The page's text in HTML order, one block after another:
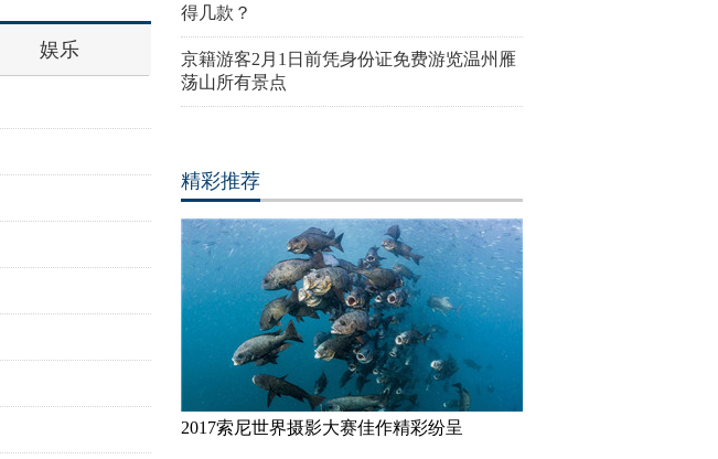
娱乐
得几款？
京籍游客2月1日前凭身份证免费游览温州雁
荡山所有景点
精彩推荐
2017索尼世界摄影大赛佳作精彩纷呈